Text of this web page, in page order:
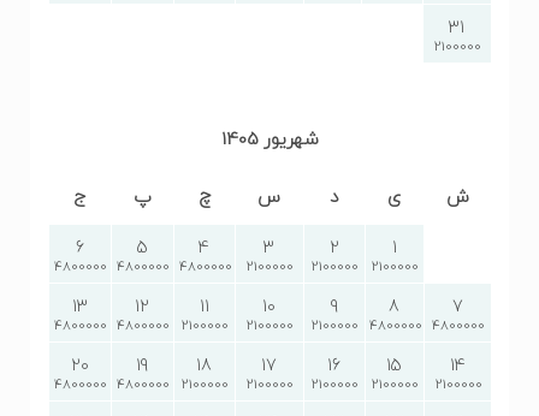
31
2100000
شهریور 1405
ش
ی د س چ پ ج
1
2100000
2
2100000
3
2100000
4
4800000
5
4800000
6
4800000
7
4800000
8
4800000
9
2100000
10
2100000
11
2100000
12
4800000
13
4800000
14
2100000
15
2100000
16
2100000
17
2100000
18
2100000
19
4800000
20
4800000